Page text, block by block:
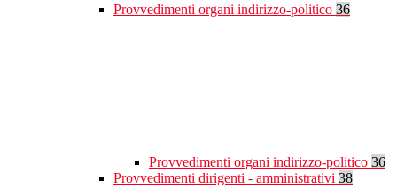
Provvedimenti organi indirizzo-politico 36
Provvedimenti organi indirizzo-politico 36
Provvedimenti dirigenti - amministrativi 38